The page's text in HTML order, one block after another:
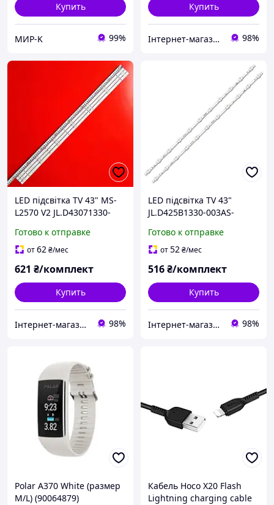
Купить
МИР-K 99%
Купить
Інтернет-магазин "SHRAK" 98%
LED підсвітка TV 43" MS-
L2570 V2 JL.D43071330-
43G5000 43G5000 T2 LB-
C430-G7N-F-B-7-12 3шт.
Готово к отправке
от62₴/мес
621 ₴/комплект
Купить
Інтернет-магазин "SHRAK" 98%
LED підсвітка TV 43"
JL.D425B1330-003AS-
SVH425A09 HD425X1U81-
T0L1 HD430X1U81-T0L1
Готово к отправке
от52₴/мес
516₴/комплект
Купить
Інтернет-магазин "SHRAK" 98%
Polar A370 White (размер
M/L) (90064879)
Кабель Hoco X20 Flash
Lightning charging cable